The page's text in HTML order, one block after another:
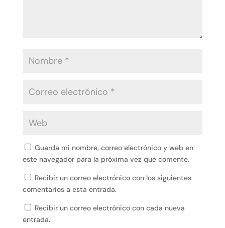
Guarda mi nombre, correo electrónico y web en
este navegador para la próxima vez que comente.
Recibir un correo electrónico con los siguientes
comentarios a esta entrada.
Recibir un correo electrónico con cada nueva
entrada.